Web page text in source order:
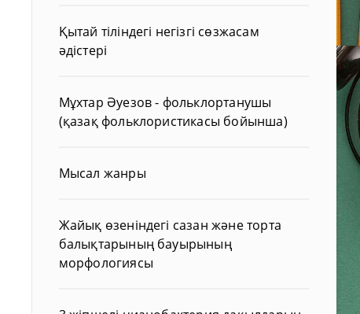
Қытай тіліндегі негізгі сөзжасам
әдістері
Мұхтар Әуезов - фольклортанушы
(қазақ фольклористикасы бойынша)
Мысал жанры
Жайық өзеніндегі сазан және торта
балықтарының бауырының
морфологиясы